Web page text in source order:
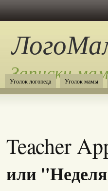
Записки
Уголок логопеда Уголок мамы
Teacher
или